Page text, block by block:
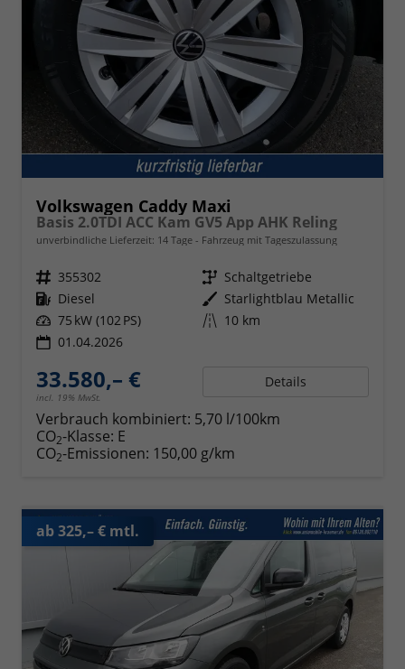
Volkswagen Caddy Maxi
Basis 2.0TDI ACC Kam GV5 App AHK Reling
unverbindliche Lieferzeit: 14 Tage Fahrzeug mit Tageszulassung
Fahrzeugnr. 355302 Getriebe Schaltgetriebe
Kraftstoff Diesel Außenfarbe Starlightblau Metallic
Leistung 75 kW (102 PS) Kilometerstand 10 km
01.04.2026
33.580,– €
incl. 19% MwSt.
Details
Verbrauch kombiniert: 5,70 l/100km
CO2-Klasse: E
CO2-Emissionen: 150,00 g/km
ab 325,– € mtl.